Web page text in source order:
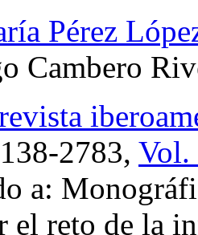
Pérez
Cambero
2783, Vol.
a:
el reto de la